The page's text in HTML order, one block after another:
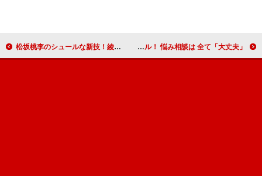
松坂桃李のシュールな新技！綾小路翔のリーゼントが大ピンチ！？ 内村光良就活生にエール！ 悩み相談は 全て「大丈夫」！？